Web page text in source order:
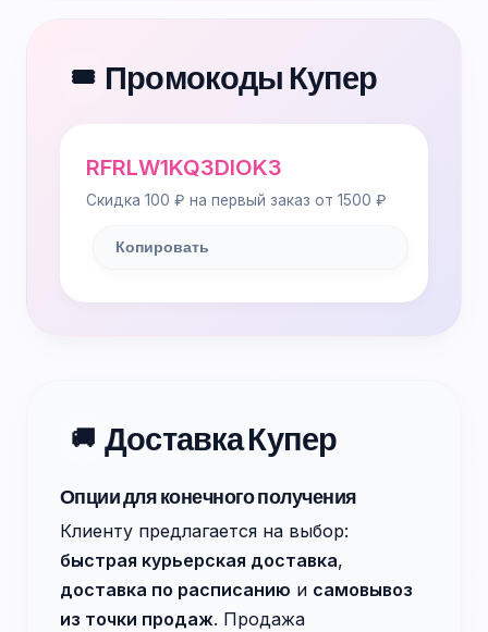
🎟️ Промокоды Купер
RFRLW1KQ3DIOK3
Скидка 100 ₽ на первый заказ от 1500 ₽
Копировать
🚚 Доставка Купер
Опции для конечного получения
Клиенту предлагается на выбор:
быстрая курьерская доставка,
доставка по расписанию и самовывоз
из точки продаж. Продажа